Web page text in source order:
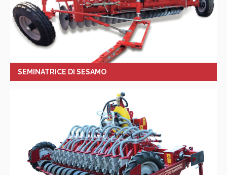
SEMINATRICE DI SESAMO